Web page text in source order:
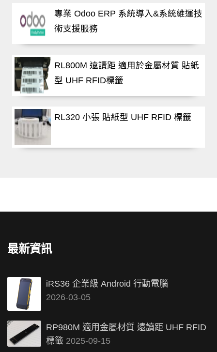
專業 Odoo ERP 系統導入&系統維運技
術支援服務
RL800M 遠讀距 適用於金屬材質 貼紙
型 UHF RFID標籤
RL320 小張 貼紙型 UHF RFID 標籤
最新資訊
iRS36 企業級 Android 行動電腦
2026-03-05
RP980M 適用金屬材質 遠讀距 UHF RFID
標籤 2025-09-15